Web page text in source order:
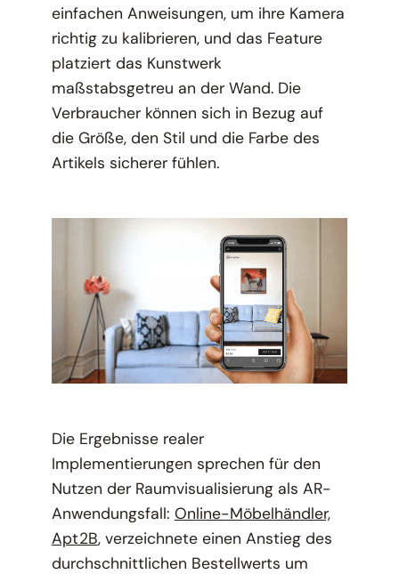
einfachen Anweisungen, um ihre Kamera
richtig zu kalibrieren, und das Feature
platziert das Kunstwerk
maßstabsgetreu an der Wand. Die
Verbraucher können sich in Bezug auf
die Größe, den Stil und die Farbe des
Artikels sicherer fühlen.
Die Ergebnisse realer
Implementierungen sprechen für den
Nutzen der Raumvisualisierung als AR-
Anwendungsfall: Online-Möbelhändler,
Apt2B, verzeichnete einen Anstieg des
durchschnittlichen Bestellwerts um